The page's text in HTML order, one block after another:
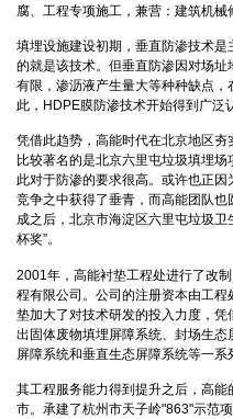
腐、工程专项施工，兼营：建筑机械
填埋设施建设初期，垂直防渗技术
的就是该技术。但垂直防渗因对场
有限，渗沥液产生量大等种种缺点
此，HDPE膜防渗技术开始得到广泛
凭借此趋势，高能时代在北京地区夯
比较著名的是北京六里屯垃圾填埋
此对于防渗的要求很高。或许也正
竞争之中获得了垂青，而高能团队
成之后，北京市海淀区六里屯垃圾
杯奖”。
2001年，高能衬垫工程处进行了改
程有限公司。公司的注册资本由工
垫加大了对技术研发的投入力度，
出固体废物填埋屏障系统、封场生
屏障系统和垂直生态屏障系统等一系
其工程服务能力得到提升之后，高
市。承建了杭州市天子岭"863"示范